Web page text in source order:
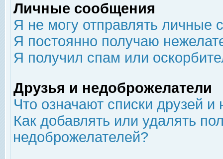
Личные сообщения
Я не могу отправлять личные
Я постоянно получаю
Я получил спам или
Друзья и недоброжелатели
Что означают списки друзей
Как добавлять или удалять
недоброжелателей?